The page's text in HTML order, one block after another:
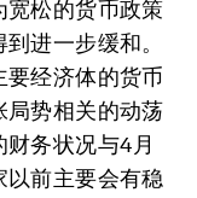
宽松的货币政策
进一步缓和。
经济体的货币
局势相关的动荡
务状况与4月
前主要会有稳